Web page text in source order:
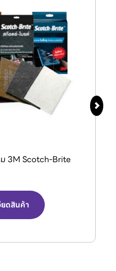
รม (Air Nipper) จาก
ยดสินค้า